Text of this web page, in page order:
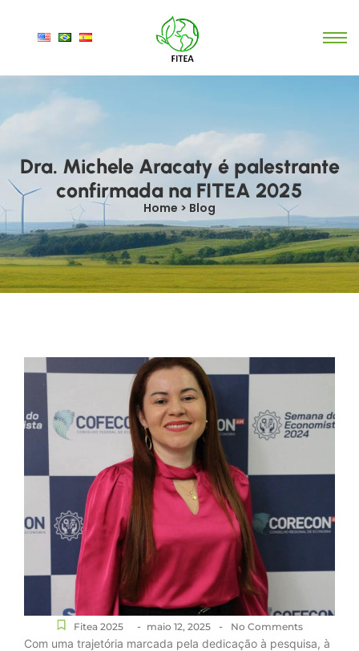
Dra. Michele Aracaty é palestrante
confirmada na FITEA 2025
Home > Blog
Fitea 2025 - maio 12, 2025 - No Comments
Com uma trajetória marcada pela dedicação à pesquisa, à